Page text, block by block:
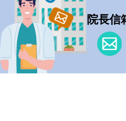
院長信